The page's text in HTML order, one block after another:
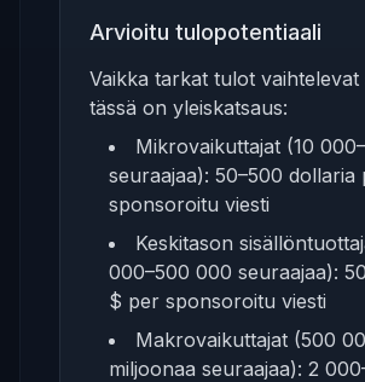
Arvioitu tulopotentiaali
Vaikka tarkat tulot vaihtelevat
tässä on yleiskatsaus:
Mikrovaikuttajat (10
seuraajaa): 50–500 dollaria
sponsoroitu viesti
Keskitason
000–500 000 seuraajaa):
$ per sponsoroitu viesti
Makrovaikuttajat (500
miljoonaa seuraajaa): 2